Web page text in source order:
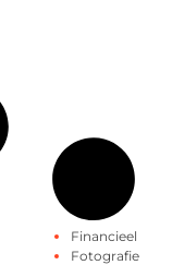
Financieel
Fotografie